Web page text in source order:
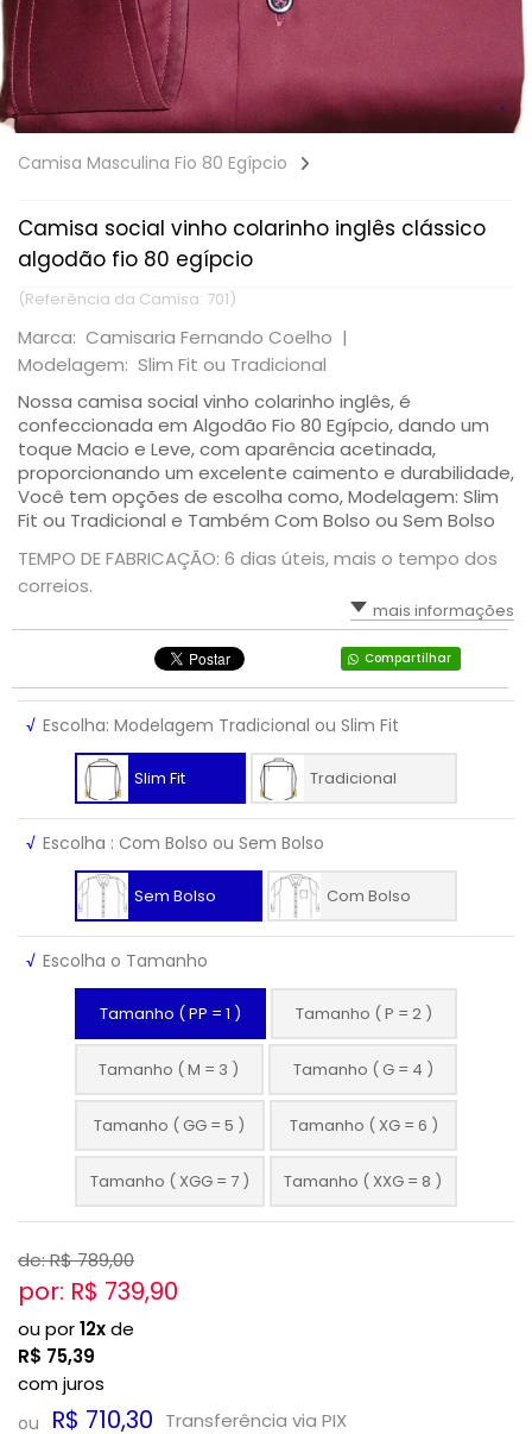
Camisa Masculina Fio 80 Egípcio
Camisa social vinho colarinho inglês clássico
algodão fio 80 egípcio
(Referência da Camisa: 701)
Marca: Camisaria Fernando Coelho |
Modelagem: Slim Fit ou Tradicional
Nossa camisa social vinho colarinho inglês, é
confeccionada em Algodão Fio 80 Egípcio, dando um
toque Macio e Leve, com aparência acetinada,
proporcionando um excelente caimento e durabilidade,
Você tem opções de escolha como, Modelagem: Slim
Fit ou Tradicional e Também Com Bolso ou Sem Bolso
TEMPO DE FABRICAÇÃO: 6 dias úteis, mais o tempo dos
correios.
mais informações
Compartilhar
√ Escolha: Modelagem Tradicional ou Slim Fit
Slim Fit Tradicional
√ Escolha : Com Bolso ou Sem Bolso
Sem Bolso Com Bolso
√ Escolha o Tamanho
Tamanho ( PP = 1 ) Tamanho ( P = 2 )
Tamanho ( M = 3 ) Tamanho ( G = 4 )
Tamanho ( GG = 5 ) Tamanho ( XG = 6 )
Tamanho ( XGG = 7 ) Tamanho ( XXG = 8 )
de: R$789,00
por: R$ 739,90
ou por12xde
R$ 75,39
com juros
ou R$ 710,30 Transferência via PIX